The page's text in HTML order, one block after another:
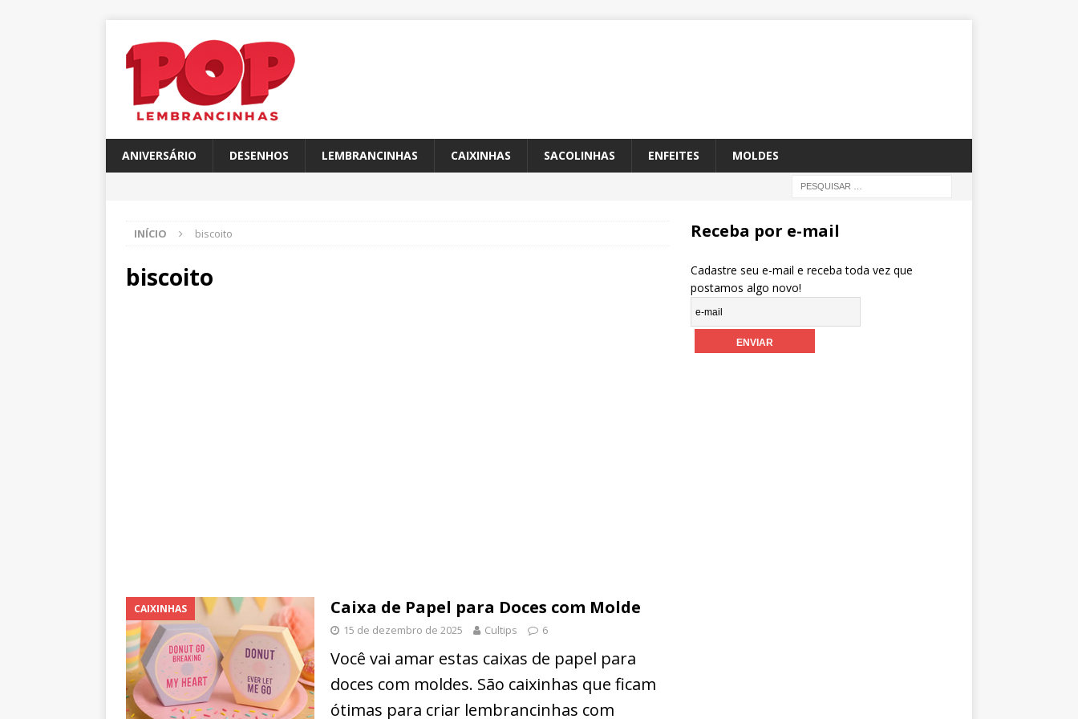
ANIVERSÁRIO DESENHOS LEMBRANCINHAS CAIXINHAS SACOLINHAS ENFEITES MOLDES
INÍCIO biscoito
biscoito
CAIXINHAS Caixa de Papel para Doces com Molde
15 de dezembro de 2025 Cultips 6
Você vai amar estas caixas de papel para
doces com moldes. São caixinhas que ficam
ótimas para criar lembrancinhas com
Receba por e-mail
Cadastre seu e-mail e receba toda vez que
postamos algo novo!